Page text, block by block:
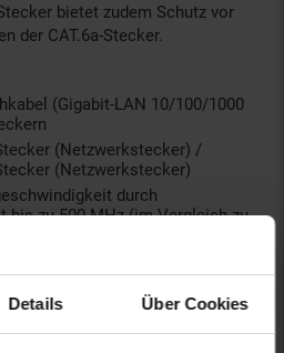
Details Über Cookies
bietet zudem Schutz vor
der CAT.6a-Stecker.
(Gigabit-LAN 10/100/1000
(Netzwerkstecker) /
(Netzwerkstecker)
durch
bis zu 500 MHz (im Vergleich zu
Verlegung unter
Parkett oder zwischen